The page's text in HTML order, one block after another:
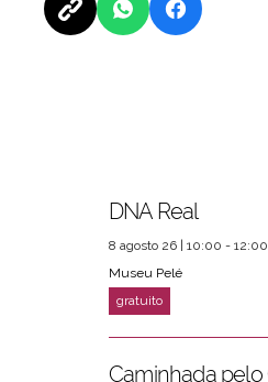
DNA Real
8 agosto 26 | 10:00 - 12:00
Museu Pelé